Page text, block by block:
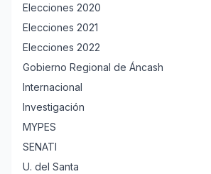
Elecciones 2020
Elecciones 2021
Elecciones 2022
Gobierno Regional de Áncash
Internacional
Investigación
MYPES
SENATI
U. del Santa